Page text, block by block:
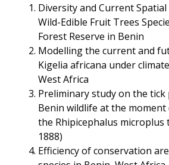
Diversity and Current
Wild-Edible Fruit Trees
Forest Reserve in Benin
Modelling the current and
Kigelia africana under
West Africa
Preliminary study on the
Benin wildlife at the
the Rhipicephalus microplus
1888)
Efficiency of conservation